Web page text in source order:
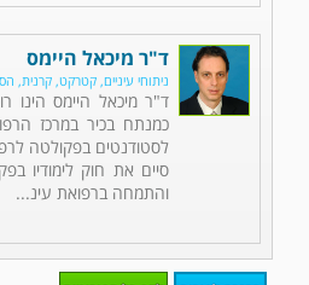
ד"ר מיכאל היימס
ניתוחי עיניים, קטרקט, קרנית,
ד"ר מיכאל היימס הינו
כמנתח בכיר במרכז
לסטודנטים בפקולטה
סיים את חוק לימודיו
והתמחה ברפואת עינ...